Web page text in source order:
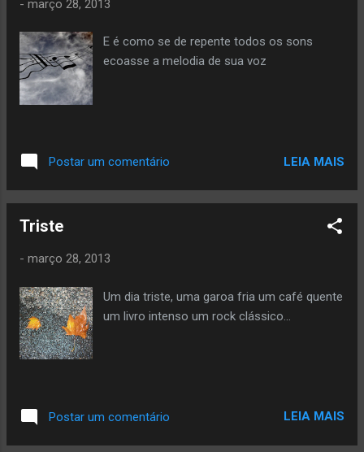
Metallica com o classicismo da Sinfônica,
que foi muito bem feito e os ajustes, os
entre os tons, em acordes definidos e
sintonias ajustadas. O interessante, é que,
apesar de se ter um vocal mais limpo, a
miscigenação não desacelerou o ritmo das
- março 28, 2013
E é como se de repente todos os sons
ecoasse a melodia de sua voz
Postar um comentário LEIA MAIS
Triste
- março 28, 2013
Um dia triste, uma garoa fria um café quente
um livro intenso um rock clássico...
Postar um comentário LEIA MAIS